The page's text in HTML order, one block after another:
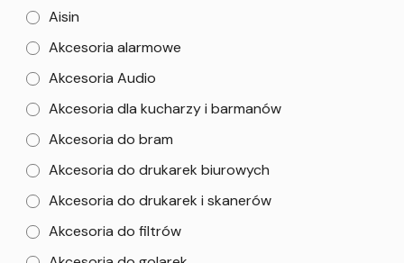
Aisin
Akcesoria alarmowe
Akcesoria Audio
Akcesoria dla kucharzy i barmanów
Akcesoria do bram
Akcesoria do drukarek biurowych
Akcesoria do drukarek i skanerów
Akcesoria do filtrów